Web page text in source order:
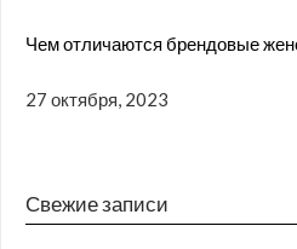
Чем отличаются брендовые
27 октября, 2023
Свежие записи